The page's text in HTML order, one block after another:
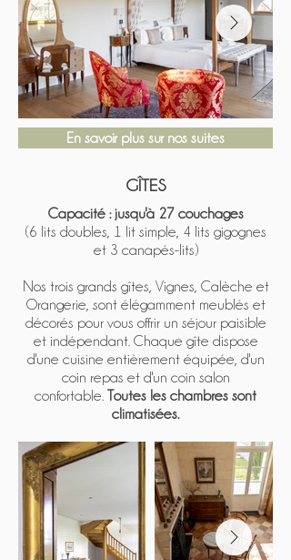
En savoir plus sur nos suites
GÎTES
Capacité : jusqu'à 27 couchages
(6 lits doubles, 1 lit simple, 4 lits gigognes
et 3 canapés-lits)
Nos trois grands gîtes, Vignes, Calèche et
Orangerie, sont élégamment meublés et
décorés pour vous offrir un séjour paisible
et indépendant. Chaque gîte dispose
d'une cuisine entièrement équipée, d'un
coin repas et d'un coin salon
confortable. Toutes les chambres sont
climatisées.